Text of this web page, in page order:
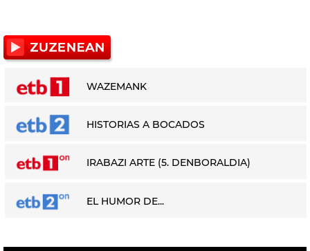
WAZEMANK
HISTORIAS A BOCADOS
IRABAZI ARTE (5. DENBORALDIA)
EL HUMOR DE...